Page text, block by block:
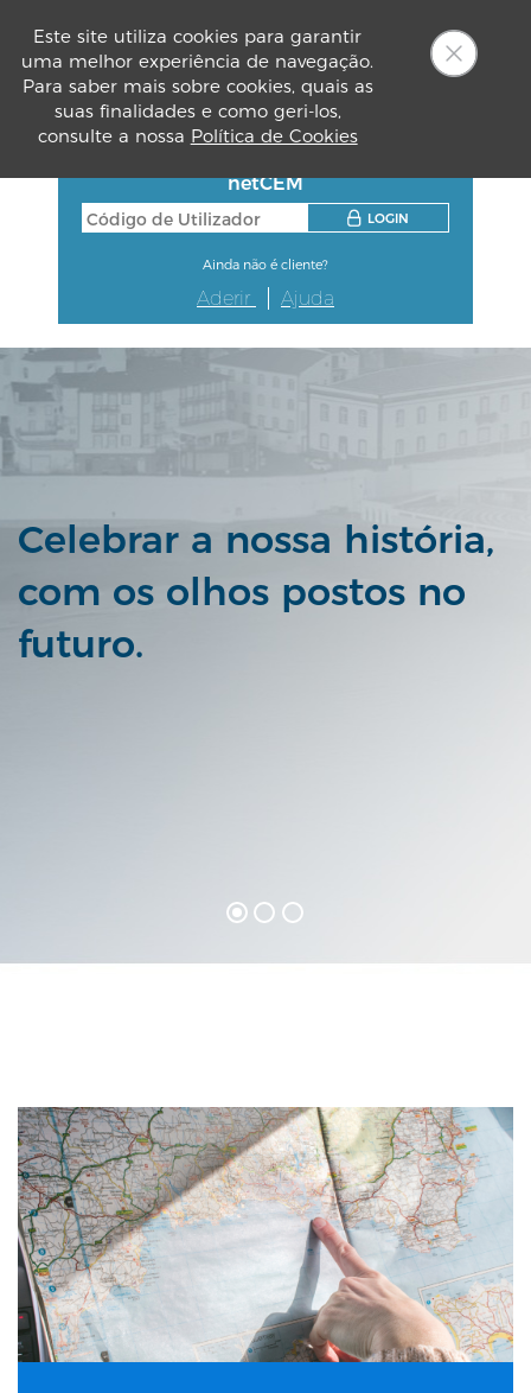
Este site utiliza cookies para garantir
uma melhor experiência de navegação.
Para saber mais sobre cookies, quais as
suas finalidades e como geri-los,
consulte a nossa Política de Cookies
netCEM
LOGIN
Ainda não é cliente?
Aderir Ajuda
história,
no
Conta
Ao lado do seu
fazer crescer.